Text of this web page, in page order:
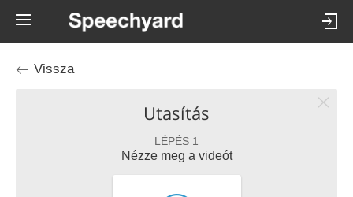
Vissza
Utasítás
LÉPÉS 1
Nézze meg a videót